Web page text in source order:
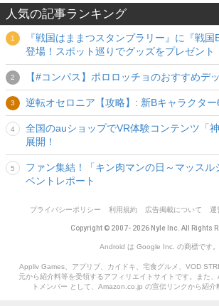
人気の記事ランキング
『戦国はままつスタンプラリー』に『戦
登場！スポット巡りでグッズをプレゼント
【#コンパス】ポロロッチョのおすすめデ
逆転オセロニア【攻略】: 新Bキャラクタ
全国のauショップでVR体験コンテンツ「
展開！
ファン集結！「キン肉マンの日～マッスル
ベントレポート
プライバシーポリシー 利用規約 広告掲載について 運
Copyright © 2007- 2026 Nyle Inc. All Rights
Android は Google Inc. の商標です。
Appliv Games、アプリブ、カイドキ、宅食グルメ、VOD
元から紹介料等を受領するアフィリエイトサイトです。また
トメンバー として、Amazon.co.jp の宣伝リンクから紹介